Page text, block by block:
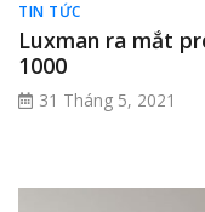
TIN TỨC
Luxman ra mắt
1000
31 Tháng 5, 2021